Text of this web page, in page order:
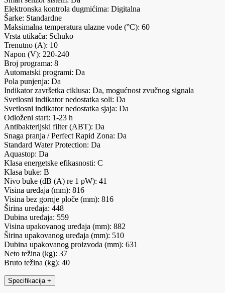
Elektronska kontrola dugmićima: Digitalna
Šarke: Standardne
Maksimalna temperatura ulazne vode (°C): 60
Vrsta utikača: Schuko
Trenutno (A): 10
Napon (V): 220-240
Broj programa: 8
Automatski programi: Da
Pola punjenja: Da
Indikator završetka ciklusa: Da, mogućnost zvučnog signala
Svetlosni indikator nedostatka soli: Da
Svetlosni indikator nedostatka sjaja: Da
Odloženi start: 1-23 h
Antibakterijski filter (ABT): Da
Snaga pranja / Perfect Rapid Zona: Da
Standard Water Protection: Da
Aquastop: Da
Klasa energetske efikasnosti: C
Klasa buke: B
Nivo buke (dB (A) re 1 pW): 41
Visina uređaja (mm): 816
Visina bez gornje ploče (mm): 816
Širina uređaja: 448
Dubina uređaja: 559
Visina upakovanog uređaja (mm): 882
Širina upakovanog uređaja (mm): 510
Dubina upakovanog proizvoda (mm): 631
Neto težina (kg): 37
Bruto težina (kg): 40
Specifikacija +